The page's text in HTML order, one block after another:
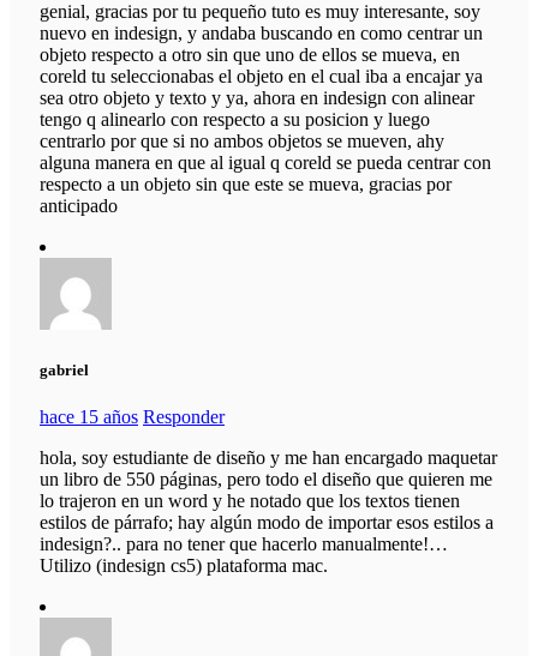
genial, gracias por tu pequeño tuto es muy interesante, soy
nuevo en indesign, y andaba buscando en como centrar un
objeto respecto a otro sin que uno de ellos se mueva, en
coreld tu seleccionabas el objeto en el cual iba a encajar ya
sea otro objeto y texto y ya, ahora en indesign con alinear
tengo q alinearlo con respecto a su posicion y luego
centrarlo por que si no ambos objetos se mueven, ahy
alguna manera en que al igual q coreld se pueda centrar con
respecto a un objeto sin que este se mueva, gracias por
anticipado
gabriel
hace 15 años Responder
hola, soy estudiante de diseño y me han encargado maquetar
un libro de 550 páginas, pero todo el diseño que quieren me
lo trajeron en un word y he notado que los textos tienen
estilos de párrafo; hay algún modo de importar esos estilos a
indesign?.. para no tener que hacerlo manualmente!…
Utilizo (indesign cs5) plataforma mac.